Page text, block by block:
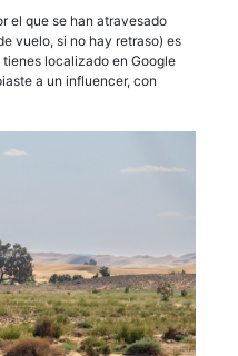
el que se han atravesado
vuelo, si no hay retraso) es
localizado en Google
a un influencer, con